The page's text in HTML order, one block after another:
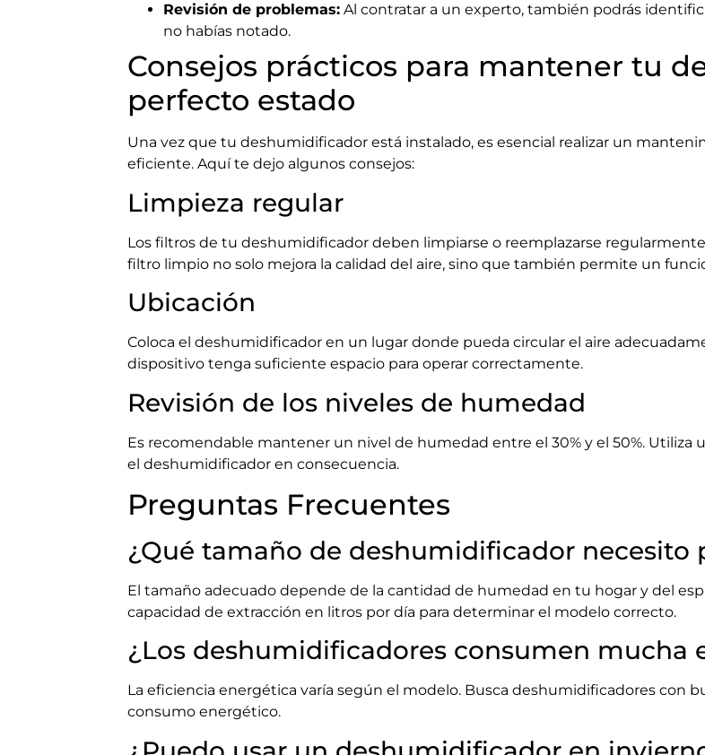
Revisión de problemas: Al contratar a un experto, también podrás
no habías notado.
Consejos prácticos para mantener tu
perfecto estado
Una vez que tu deshumidificador está instalado, es esencial realizar un
eficiente. Aquí te dejo algunos consejos:
Limpieza regular
Los filtros de tu deshumidificador deben limpiarse o reemplazarse
filtro limpio no solo mejora la calidad del aire, sino que también permite un
Ubicación
Coloca el deshumidificador en un lugar donde pueda circular el aire
dispositivo tenga suficiente espacio para operar correctamente.
Revisión de los niveles de humedad
Es recomendable mantener un nivel de humedad entre el 30% y el 50%.
el deshumidificador en consecuencia.
Preguntas Frecuentes
¿Qué tamaño de deshumidificador necesito
El tamaño adecuado depende de la cantidad de humedad en tu hogar y del
capacidad de extracción en litros por día para determinar el modelo correcto.
¿Los deshumidificadores consumen mucha
La eficiencia energética varía según el modelo. Busca deshumidificadores con
consumo energético.